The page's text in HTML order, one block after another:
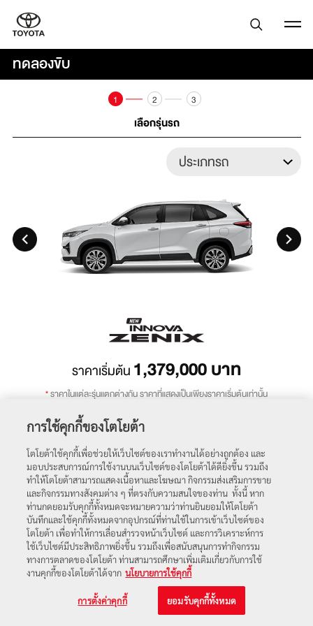
ทดลองขับ
1
เลือกรุ่นรถ
2 3
ราคาเริ่มต้น 1,379,000บาท
*ราคาในแต่ละรุ่นแตกต่างกัน ราคาที่แสดงเป็นเพียงราคาเริ่มต้นเท่านั้น
ถัดไป
โปรโมชัน ตารางราคา
การใช้คุกกี้ของโตโยต้า
โตโยต้าใช้คุกกี้เพื่อช่วยให้เว็บไซต์ของเราทำงานได้อย่างถูกต้อง และ
มอบประสบการณ์การใช้งานบนเว็บไซต์ของโตโยต้าได้ดียิ่งขึ้น รวมถึง
ทำให้โตโยต้าสามารถแสดงเนื้อหาและโฆษณา กิจกรรมส่งเสริมการขาย
และกิจกรรมทางสังคมต่าง ๆ ที่ตรงกับความสนใจของท่าน ทั้งนี้ หาก
ท่านกดยอมรับคุกกี้ทั้งหมดจะหมายความว่าท่านยินยอมให้โตโยต้า
บันทึกและใช้คุกกี้ทั้งหมดจากอุปกรณ์ที่ท่านใช้ในการเข้าเว็บไซต์ของ
โตโยต้า เพื่อทำให้การเลื่อนสำรวจหน้าเว็บไซต์ และการวิเคราะห์การ
ใช้เว็บไซต์มีประสิทธิภาพยิ่งขึ้น รวมถึงเพื่อสนับสนุนการทำกิจกรรม
ทางการตลาดของโตโยต้า ท่านสามารถศึกษาเพิ่มเติมเกี่ยวกับการใช้
งานคุกกี้ของโตโยต้าได้จาก นโยบายการใช้คุกกี้
การตั้งค่าคุกกี้ ยอมรับคุกกี้ทั้งหมด